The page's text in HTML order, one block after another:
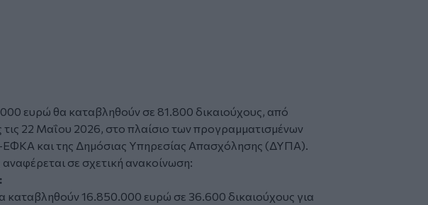
ευρώ θα καταβληθούν σε 81.800 δικαιούχους, από
22 Μαΐου 2026, στο πλαίσιο των προγραμματισμένων
και της Δημόσιας Υπηρεσίας Απασχόλησης (ΔΥΠΑ).
σε σχετική ανακοίνωση:
καταβληθούν 16.850.000 ευρώ σε 36.600 δικαιούχους για